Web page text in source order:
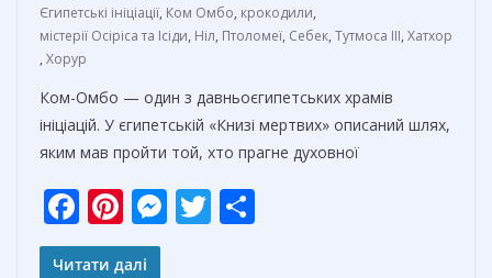
Єгипетські ініціації, Ком Омбо, крокодили,
містерії Осіріса та Ісіди, Ніл, Птоломеї, Себек, Тутмоса III, Хатхор
, Хорур
Ком-Омбо — один з давньоєгипетських храмів
ініціацій. У єгипетській «Книзі мертвих» описаний шлях,
яким мав пройти той, хто прагне духовної
F
ac
Pi
nt
M T
Читати далі